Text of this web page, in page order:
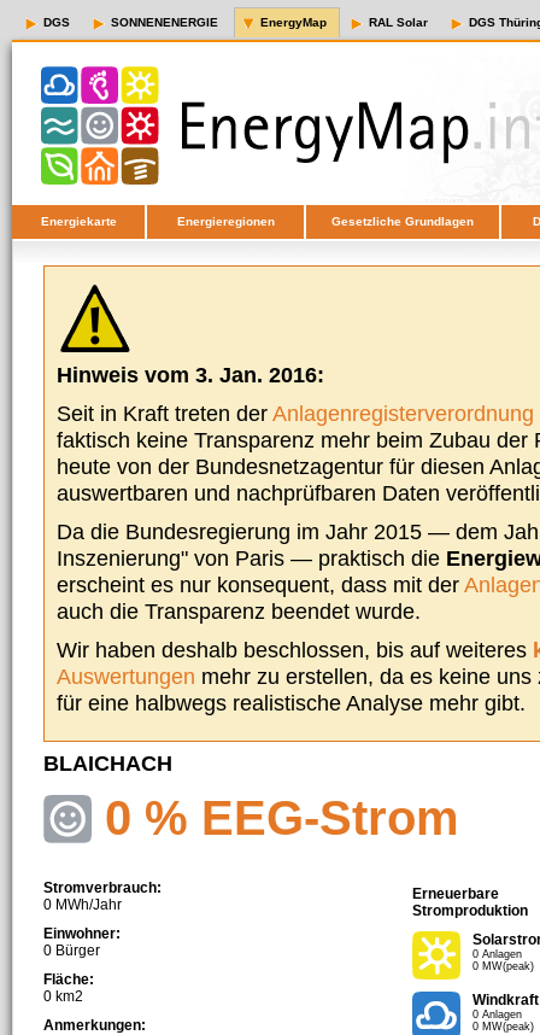
DGS SONNENENERGIE EnergyMap RAL Solar DGS
Energiekarte Energieregionen Gesetzliche Grundlagen
Hinweis vom 3. Jan. 2016:
Seit in Kraft treten derAnlagenregisterverordnung
faktisch keine Transparenz mehr beim Zubau der
heute von der Bundesnetzagentur für diesen
auswertbaren und nachprüfbaren Daten
Da die Bundesregierung im Jahr 2015 — dem
Inszenierung" von Paris — praktisch die
erscheint es nur konsequent, dass mit der
auch die Transparenz beendet wurde.
Wir haben deshalb beschlossen, bis auf weiteres
Auswertungen mehr zu erstellen, da es keine
für eine halbwegs realistische Analyse mehr gibt.
BLAICHACH
0 % EEG-Strom
Stromverbrauch:
0 MWh/Jahr
Einwohner:
0 Bürger
Fläche:
0 km2
Anmerkungen:
Erneuerbare
Stromproduktion
0 Anlagen
0 MW(peak)
Windkraft
0 Anlagen
0 MW(peak)